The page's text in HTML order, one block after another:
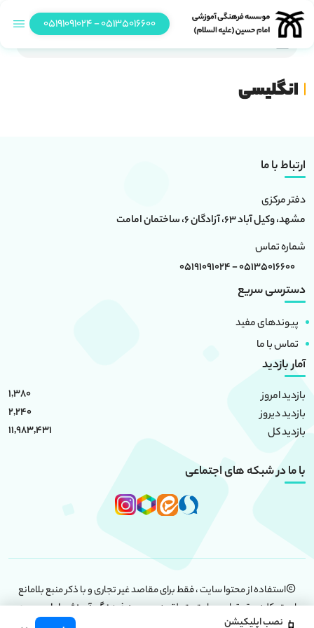
05135016600 - 05191091024
انگلیسی
ارتباط با ما
دفتر مرکزی
مشهد، وکیل آباد 63، آزادگان 6، ساختمان امامت
شماره تماس
05135016600 - 05191091024
دسترسی سریع
پیوندهای مفید
تماس با ما
آمار بازدید
بازدید امروز
1,380
بازدید دیروز
2,240
بازدید کل
11,983,431
با ما در شبکه های اجتماعی
استفاده از محتوا سایت ، فقط برای مقاصد غیر تجاری و با ذکر منبع بلامانع
است. کلیه حقوق این سایت متعلق بهموسسه فرهنگی آموزشی امام حسین
نصب اپلیکیشن